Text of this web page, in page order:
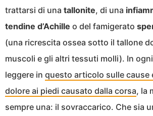
trattarsi di una tallonite, di una
tendine d’Achille o del famigerato
(una ricrescita ossea sotto il tallone
muscoli e gli altri tessuti molli). In
leggere in questo articolo sulle cause
dolore ai piedi causato dalla corsa, la
sempre una: il sovraccarico. Che sia